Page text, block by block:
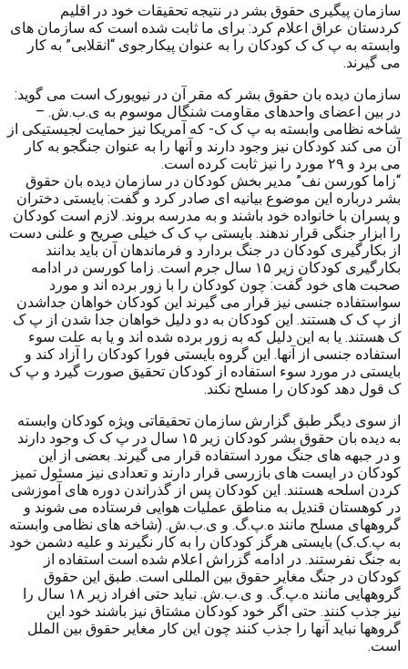
سازمان پیگیری حقوق بشر در نتیجه تحقیقات خود در اقلیم
کردستان عراق اعلام کرد: برای ما ثابت شده است که سازمان های
وابسته به پ ک ک کودکان را به عنوان پیکارجوی “انقلابی” به کار
می گیرند.
سازمان دیده بان حقوق بشر که مقر آن در نیویورک است می گوید:
در بین اعضای واحدهای مقاومت شنگال موسوم به ی.ب.ش. –
شاخه نظامی وابسته به پ ک ک- که آمریکا نیز حمایت لجیستیکی از
آن می کند کودکان نیز وجود دارند و آنها را به عنوان جنگجو به کار
می برد و ۲۹ مورد را نیز ثابت کرده است.
“زاما کورسن نف” مدیر بخش کودکان در سازمان دیده بان حقوق
بشر درباره این موضوع بیانیه ای صادر کرد و گفت: بایستی دختران
و پسران با خانواده خود باشند و به مدرسه بروند. لازم است کودکان
را ابزار جنگی قرار ندهند. بایستی پ ک ک خیلی صریح و علنی دست
از بکارگیری کودکان در جنگ بردارد و فرماندهان آن باید بدانند
بکارگیری کودکان زیر ۱۵ سال جرم است. زاما کورسن در ادامه
صحبت های خود گفت: چون کودکان را با زور برده اند و مورد
سواستفاده جنسی نیز قرار می گیرند این کودکان خواهان جداشدن
از پ ک ک هستند. این کودکان به دو دلیل خواهان جدا شدن از پ ک
ک هستند. یا به این دلیل که به زور برده شده اند و یا به علت سوء
استفاده جنسی از آنها. این گروه بایستی فورا کودکان را آزاد کند و
بایستی در مورد سوء استفاده از کودکان تحقیق صورت گیرد و پ ک
ک قول دهد کودکان را مسلح نکند.
از سوی دیگر طبق گزارش سازمان تحقیقاتی ویژه کودکان وابسته
به دیده بان حقوق بشر کودکان زیر ۱۵ سال در پ ک ک وجود دارند
و در جبهه های جنگ مورد استفاده قرار می گیرند. بعضی از این
کودکان در ایست های بازرسی قرار دارند و تعدادی نیز مسئول تمیز
کردن اسلحه هستند. این کودکان پس از گذراندن دوره های آموزشی
در کوهستان قندیل به مناطق عملیات هوایی فرستاده می شوند و
گروههای مسلح مانند ه.پ.گ. و ی.ب.ش. (شاخه های نظامی وابسته
به پ.ک.ک) بایستی هرگز کودکان را به کار نگیرند و علیه دشمن خود
به جنگ نفرستند. در ادامه گزراش اعلام شده است استفاده از
کودکان در جنگ مغایر حقوق بین المللی است. طبق این حقوق
گروههایی مانند ه.پ.گ. و ی.ب.ش. نباید حتی افراد زیر ۱۸ سال را
نیز جذب کنند. حتی اگر خود کودکان مشتاق نیز باشند خود این
گروهها نباید آنها را جذب کنند چون این کار مغایر حقوق بین الملل
است.